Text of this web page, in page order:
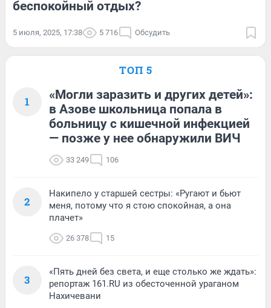
беспокойный отдых?
5 июля, 2025, 17:38 5 716 Обсудить
ТОП 5
1
«Могли заразить и других детей»:
в Азове школьница попала в
больницу с кишечной инфекцией
— позже у нее обнаружили ВИЧ
33 249 106
2
Накипело у старшей сестры: «Ругают и бьют
меня, потому что я стою спокойная, а она
плачет»
26 378 15
3
«Пять дней без света, и еще столько же ждать»:
репортаж 161.RU из обесточенной ураганом
Нахичевани